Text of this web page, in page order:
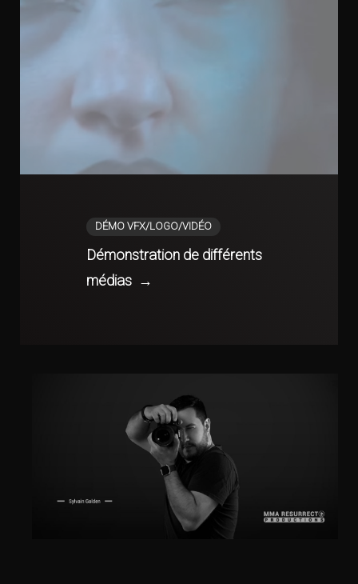
DÉMO VFX/LOGO/VIDÉO
Démonstration de différents
médias →